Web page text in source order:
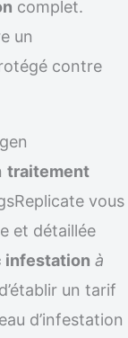
complet.
un
contre
traitement
vous
et détaillée
infestation à
un tarif
d’infestation